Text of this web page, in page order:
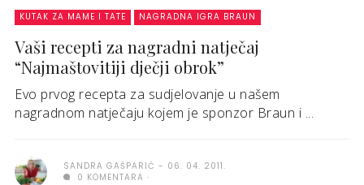
KUTAK ZA MAME I TATE NAGRADNA IGRA BRAUN
Vaši recepti za nagradni natječaj
“Najmaštovitiji dječji obrok”
Evo prvog recepta za sudjelovanje u našem
nagradnom natječaju kojem je sponzor Braun i ...
SANDRA GAŠPARIĆ
06. 04. 2011.
0 KOMENTARA